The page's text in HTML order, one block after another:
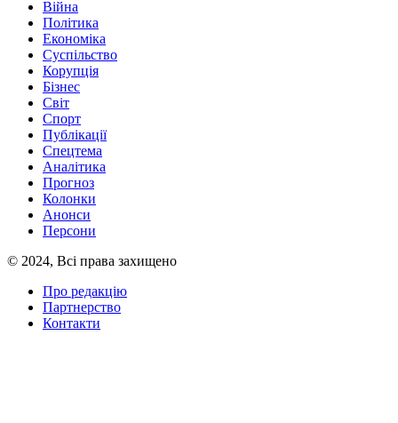
Війна
Політика
Економіка
Суспільство
Корупція
Бізнес
Світ
Спорт
Публікації
Спецтема
Аналітика
Прогноз
Колонки
Анонси
Персони
© 2024, Всі права захищено
Про редакцію
Партнерство
Контакти